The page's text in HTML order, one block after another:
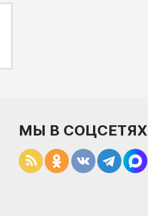
МЫ В СОЦСЕТЯХ